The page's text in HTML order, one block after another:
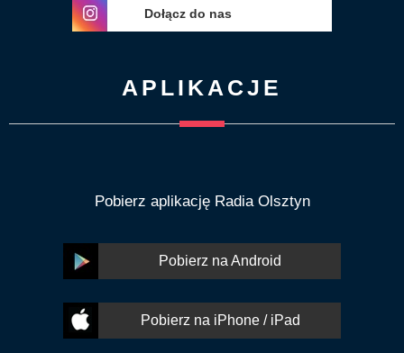
Dołącz do nas
APLIKACJE
Pobierz aplikację Radia Olsztyn
Pobierz na Android
Pobierz na iPhone / iPad